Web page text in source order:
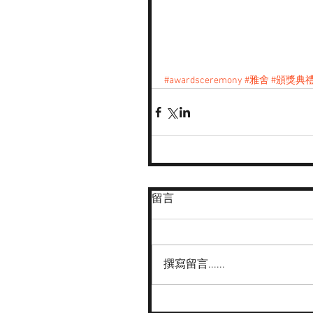
#awardsceremony #雅舍 #頒獎典
留言
撰寫留言......